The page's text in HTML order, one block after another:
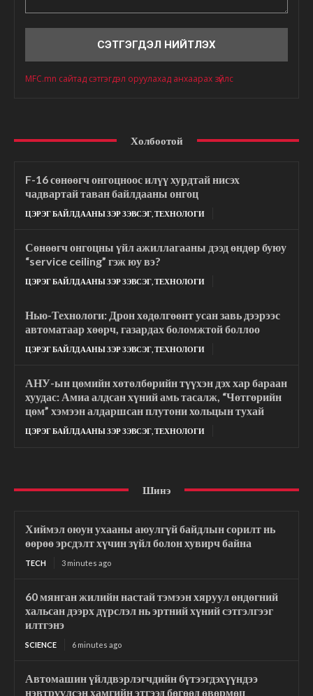
MFC.mn сайтад сэтгэгдэл оруулахад анхаарах зүйлс
Холбоотой
F-16 сөнөөгч онгоцноос илүү хурдтай нисэх
чадвартай таван байлдааны онгоц
ЦЭРЭГ БАЙЛДААНЫ ЗЭР ЗЭВСЭГ, ТЕХНОЛОГИ
Сөнөөгч онгоцны үйл ажиллагааны дээд өндөр буюу
“service ceiling” гэж юу вэ?
ЦЭРЭГ БАЙЛДААНЫ ЗЭР ЗЭВСЭГ, ТЕХНОЛОГИ
Нью-Технологи: Дрон хөдөлгөөнт усан завь дээрээс
автоматаар хөөрч, газардах боломжтой боллоо
ЦЭРЭГ БАЙЛДААНЫ ЗЭР ЗЭВСЭГ, ТЕХНОЛОГИ
АНУ-ын цөмийн хөтөлбөрийн түүхэн дэх хар бараан
хуудас: Амиа алдсан хүний ​​амь тасалж, “Чөтгөрийн
цөм” хэмээн алдаршсан плутони хольцын тухай
ЦЭРЭГ БАЙЛДААНЫ ЗЭР ЗЭВСЭГ, ТЕХНОЛОГИ
Шинэ
Хиймэл оюун ухааны аюулгүй байдлын сорилт нь
өөрөө эрсдэлт хүчин зүйл болон хувирч байна
TECH 3 minutes ago
60 мянган жилийн настай тэмээн хяруул өндөгний
хальсан дээрх дүрслэл нь эртний хүний сэтгэлгээг
илтгэнэ
SCIENCE 6 minutes ago
Автомашин үйлдвэрлэгчдийн бүтээгдэхүүндээ
нэвтрүүлсэн хамгийн этгээд бөгөөд өвөрмөц